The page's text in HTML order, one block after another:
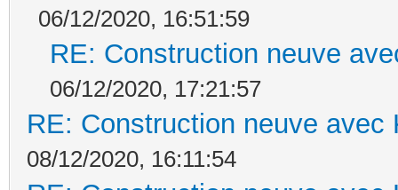
06/12/2020, 16:51:59
RE: Construction neuve
06/12/2020, 17:21:57
RE: Construction neuve avec
08/12/2020, 16:11:54